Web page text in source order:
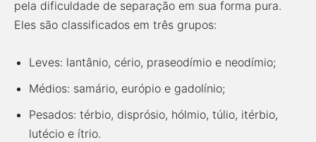
pela dificuldade de separação em sua forma pura.
Eles são classificados em três grupos:
Leves: lantânio, cério, praseodímio e neodímio;
Médios: samário, európio e gadolínio;
Pesados: térbio, disprósio, hólmio, túlio, itérbio,
lutécio e ítrio.